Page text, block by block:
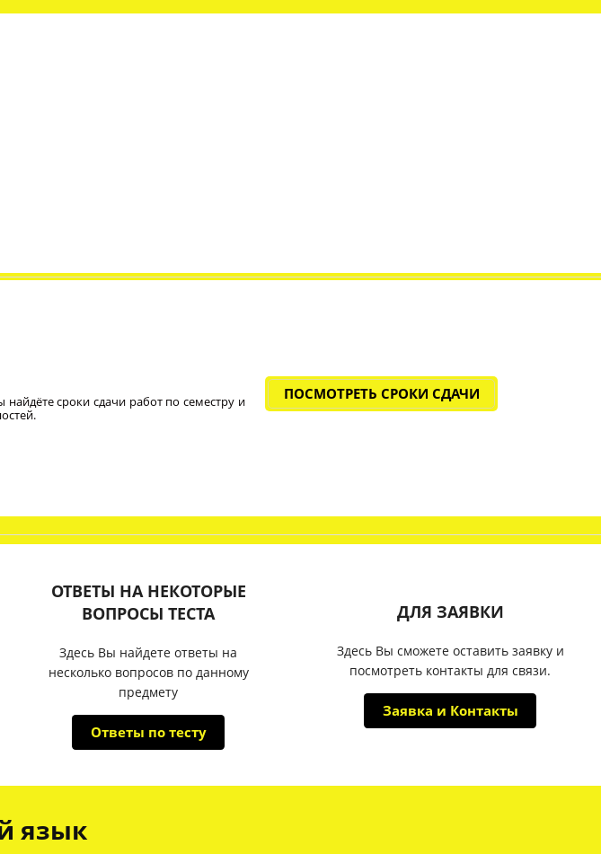
сроки сдачи работ по семестру и
ПОСМОТРЕТЬ СРОКИ СДАЧИ
ОТВЕТЫ НА НЕКОТОРЫЕ
ВОПРОСЫ ТЕСТА
Здесь Вы найдете ответы на
несколько вопросов по данному
предмету
Ответы по тесту
ДЛЯ ЗАЯВКИ
Здесь Вы сможете оставить заявку и
посмотреть контакты для связи.
Заявка и Контакты
язык